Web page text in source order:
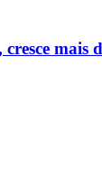
mais